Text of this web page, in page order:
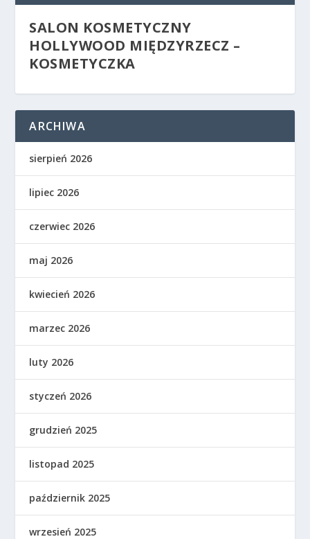
SALON KOSMETYCZNY
HOLLYWOOD MIĘDZYRZECZ –
KOSMETYCZKA
ARCHIWA
sierpień 2026
lipiec 2026
czerwiec 2026
maj 2026
kwiecień 2026
marzec 2026
luty 2026
styczeń 2026
grudzień 2025
listopad 2025
październik 2025
wrzesień 2025